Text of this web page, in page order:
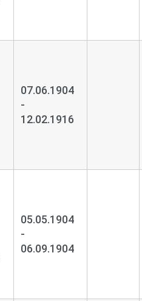
07.06.1904
-
12.02.1916
05.05.1904
-
06.09.1904